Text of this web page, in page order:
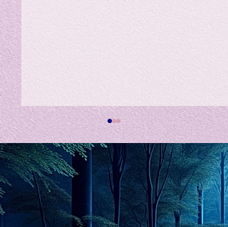
私の能力を、大幅に加速
chatGPTそれは、私をどこま
で、進化させるのか？。毎
日、進化していく。chatGPT
のおかげで、心的外傷後成長